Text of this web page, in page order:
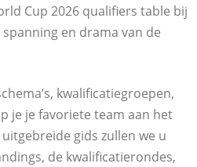
Cup 2026 qualifiers table bij
en drama van de
kwalificatiegroepen,
je je favoriete team aan het
gids zullen we u
de kwalificatierondes,